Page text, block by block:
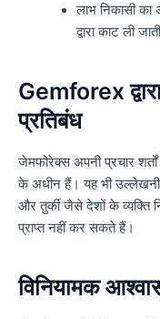
लाभ निकासी
द्वारा काट ली
Gemforex
प्रतिबंध
जेमफोरेक्स अपनी प्रचार
के अधीन हैं। यह भी
और तुर्की जैसे देशों के व्यक्ति
प्राप्त नहीं कर सकते हैं।
विनियामक